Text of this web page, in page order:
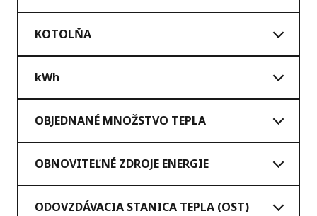
KOTOLŇA
kWh
OBJEDNANÉ MNOŽSTVO TEPLA
OBNOVITEĽNÉ ZDROJE ENERGIE
ODOVZDÁVACIA STANICA TEPLA (OST)